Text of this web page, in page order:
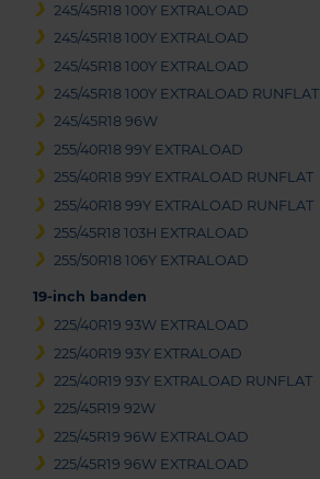
245/45R18 100Y EXTRALOAD
245/45R18 100Y EXTRALOAD
245/45R18 100Y EXTRALOAD
245/45R18 100Y EXTRALOAD RUNFLAT
245/45R18 96W
255/40R18 99Y EXTRALOAD
255/40R18 99Y EXTRALOAD RUNFLAT
255/40R18 99Y EXTRALOAD RUNFLAT
255/45R18 103H EXTRALOAD
255/50R18 106Y EXTRALOAD
19-inch banden
225/40R19 93W EXTRALOAD
225/40R19 93Y EXTRALOAD
225/40R19 93Y EXTRALOAD RUNFLAT
225/45R19 92W
225/45R19 96W EXTRALOAD
225/45R19 96W EXTRALOAD